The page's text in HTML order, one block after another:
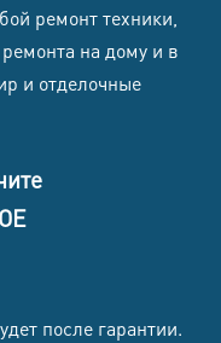
ремонт техники,
на дому и в
и отделочные
после гарантии.